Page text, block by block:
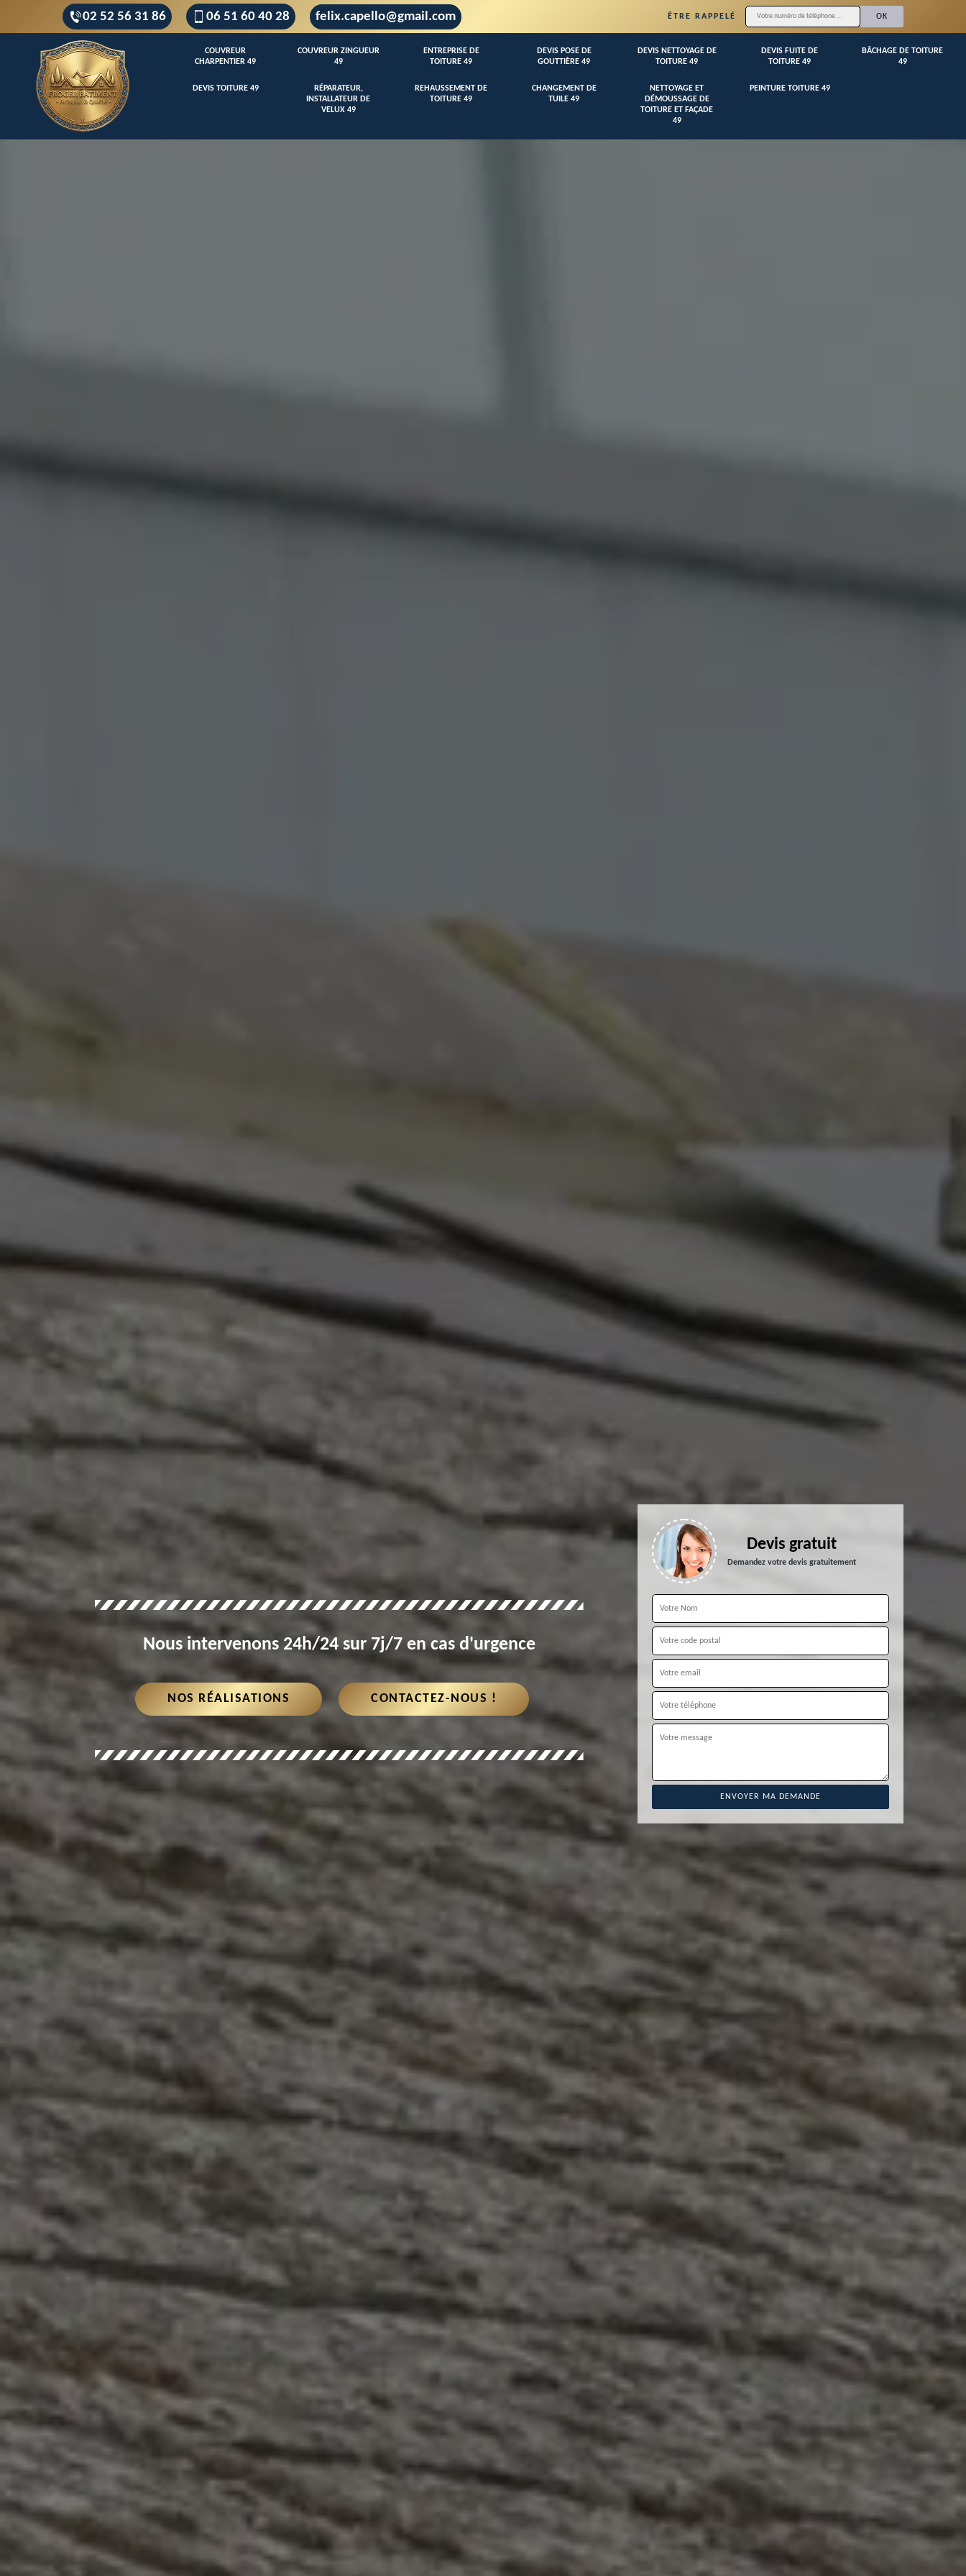
02 52 56 31 86 06 51 60 40 28 felix.capello@gmail.com ÊTRE RAPPELÉ
COUVREUR
CHARPENTIER 49
COUVREUR ZINGUEUR
49
ENTREPRISE DE
TOITURE 49
DEVIS POSE DE
GOUTTIÈRE 49
DEVIS NETTOYAGE DE
TOITURE 49
DEVIS FUITE DE
TOITURE 49
BÂCHAGE DE TOITURE
49
DEVIS TOITURE 49
RÉPARATEUR,
INSTALLATEUR DE
VELUX 49
REHAUSSEMENT DE
TOITURE 49
CHANGEMENT DE
TUILE 49
NETTOYAGE ET
DÉMOUSSAGE DE
TOITURE ET FAÇADE
49
PEINTURE TOITURE 49
Nous intervenons 24h/24 sur 7j/7 en cas d'urgence
NOS RÉALISATIONS CONTACTEZ-NOUS !
Devis gratuit
Demandez votre devis gratuitement